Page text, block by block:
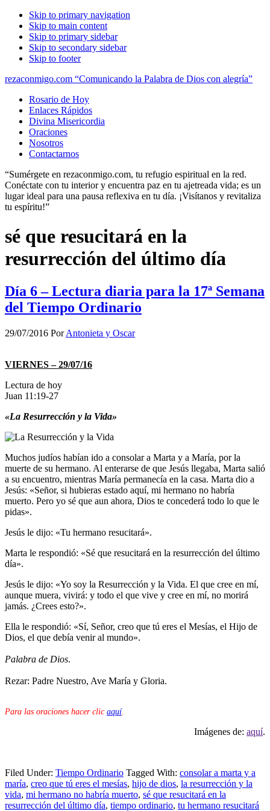
Skip to primary navigation
Skip to main content
Skip to primary sidebar
Skip to secondary sidebar
Skip to footer
rezaconmigo.com “Comunicando la Palabra de Dios con alegría”
Rosario de Hoy
Enlaces Rápidos
Divina Misericordia
Oraciones
Nosotros
Contactarnos
“Sumérgete en rezaconmigo.com, tu refugio espiritual en la red.
Conéctate con tu interior y encuentra paz en tu ajetreada vida; es un
lugar ideal para una pausa reflexiva en tu día. ¡Visítanos y revitaliza
tu espíritu!”
sé que resucitará en la
resurrección del último día
Día 6 – Lectura diaria para la 17ª Semana
del Tiempo Ordinario
29/07/2016 PorAntonieta y Oscar
VIERNES – 29/07/16
Lectura de hoy
Juan 11:19-27
«La Resurrección y la Vida»
Muchos judíos habían ido a consolar a Marta y a María, por la
muerte de su hermano. Al enterarse de que Jesús llegaba, Marta salió
a su encuentro, mientras María permanecía en la casa. Marta dio a
Jesús: «Señor, si hubieras estado aquí, mi hermano no habría
muerto. Pero yo sé que aun ahora, Dios te concederá todo lo que le
pidas».
Jesús le dijo: «Tu hermano resucitará».
Marta le respondió: «Sé que resucitará en la resurrección del último
día».
Jesús le dijo: «Yo soy la Resurrección y la Vida. El que cree en mí,
aunque muera, vivirá: y todo el que vive y cree en mí, no morirá
jamás. ¿Crees esto?».
Ella le respondió: «Sí, Señor, creo que tú eres el Mesías, el Hijo de
Dios, el que debía venir al mundo».
Palabra de Dios.
Rezar: Padre Nuestro, Ave María y Gloria.
Para las oraciones hacer clic aquí.
Imágenes de: aquí.
Filed Under: Tiempo Ordinario Tagged With: consolar a marta y a
maría, creo que tú eres el mesías, hijo de dios, la resurrección y la
vida, mi hermano no habría muerto, sé que resucitará en la
resurrección del último día, tiempo ordinario, tu hermano resucitará